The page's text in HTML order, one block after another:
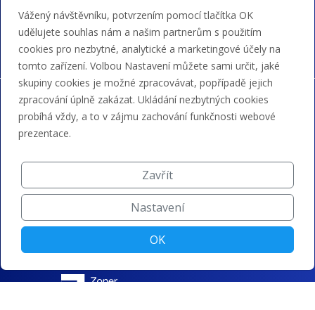
Akceptujeme platby kartou, Google/Apple Pay,
bankovním převodem a kreditem.
Vážený návštěvníku, potvrzením pomocí tlačítka OK
udělujete souhlas nám a našim partnerům s použitím
cookies pro nezbytné, analytické a marketingové účely na
tomto zařízení. Volbou Nastavení můžete sami určit, jaké
skupiny cookies je možné zpracovávat, popřípadě jejich
zpracování úplně zakázat. Ukládání nezbytných cookies
probíhá vždy, a to v zájmu zachování funkčnosti webové
prezentace.
Zavřít
Nastavení
OK